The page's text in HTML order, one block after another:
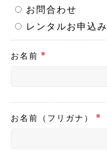
お問合わせ
レンタルお申込み
お名前 ※
お名前（フリガナ） ※